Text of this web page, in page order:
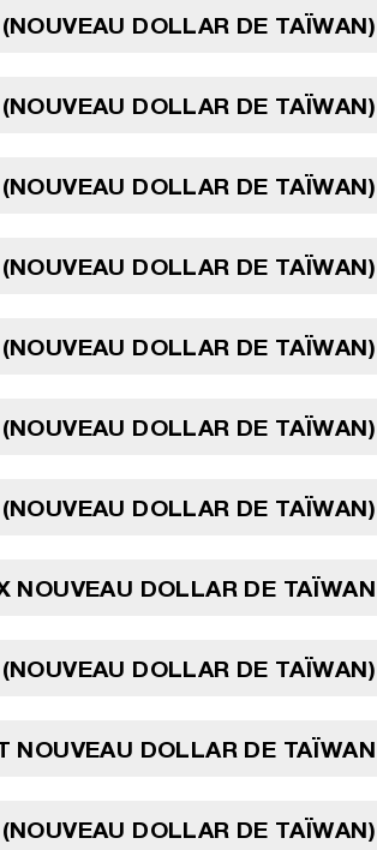
DOLLAR DE TAÏWAN)
DOLLAR DE TAÏWAN)
DOLLAR DE TAÏWAN)
DOLLAR DE TAÏWAN)
DOLLAR DE TAÏWAN)
DOLLAR DE TAÏWAN)
DOLLAR DE TAÏWAN)
NOUVEAU DOLLAR DE TAÏWAN
DOLLAR DE TAÏWAN)
NOUVEAU DOLLAR DE TAÏWAN
DOLLAR DE TAÏWAN)